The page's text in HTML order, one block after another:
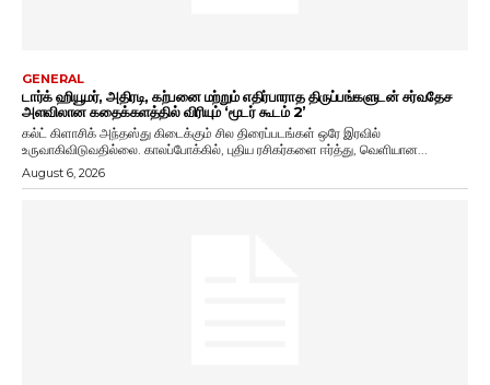
GENERAL
டார்க் ஹியூமர், அதிரடி, கற்பனை மற்றும் எதிர்பாராத திருப்பங்களுடன் சர்வதேச
அளவிலான கதைக்களத்தில் விரியும் ‘மூடர் கூடம் 2’
கல்ட் கிளாசிக் அந்தஸ்து கிடைக்கும் சில திரைப்படங்கள் ஒரே இரவில்
உருவாகிவிடுவதில்லை. காலப்போக்கில், புதிய ரசிகர்களை ஈர்த்து, வெளியான...
August 6, 2026